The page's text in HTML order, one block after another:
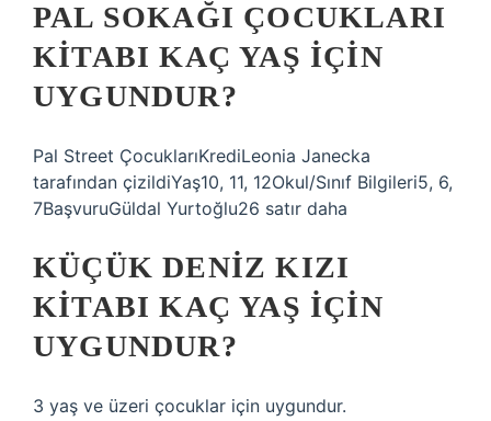
PAL SOKAĞI ÇOCUKLARI
KITABI KAÇ YAŞ IÇIN
UYGUNDUR?
Pal Street ÇocuklarıKrediLeonia Janecka
tarafından çizildiYaş10, 11, 12Okul/Sınıf Bilgileri5, 6,
7BaşvuruGüldal Yurtoğlu26 satır daha
KÜÇÜK DENIZ KIZI
KITABI KAÇ YAŞ IÇIN
UYGUNDUR?
3 yaş ve üzeri çocuklar için uygundur.